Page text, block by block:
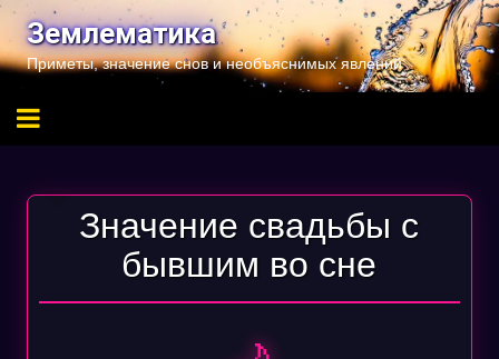
Перейти
содержимому
Землематика
Приметы, значение снов и необъяснимых явлений
Значение свадьбы с
бывшим во сне